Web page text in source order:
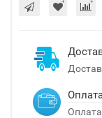
Оплата